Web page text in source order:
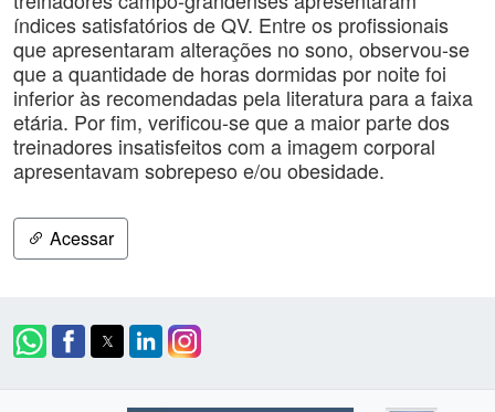
índices satisfatórios de QV. Entre os profissionais
que apresentaram alterações no sono, observou-se
que a quantidade de horas dormidas por noite foi
inferior às recomendadas pela literatura para a faixa
etária. Por fim, verificou-se que a maior parte dos
treinadores insatisfeitos com a imagem corporal
apresentavam sobrepeso e/ou obesidade.
Acessar